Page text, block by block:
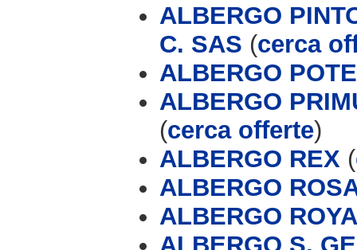
ALBERGO
C. SAS (cerca
ALBERGO
ALBERGO
(cerca offerte)
ALBERGO REX (
ALBERGO
ALBERGO